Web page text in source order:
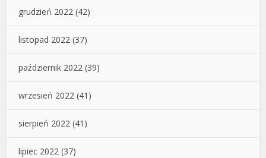
grudzień 2022 (42)
listopad 2022 (37)
październik 2022 (39)
wrzesień 2022 (41)
sierpień 2022 (41)
lipiec 2022 (37)